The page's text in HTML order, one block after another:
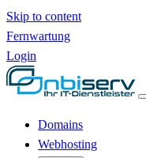
Skip to content
Fernwartung
Login
Domains
Webhosting